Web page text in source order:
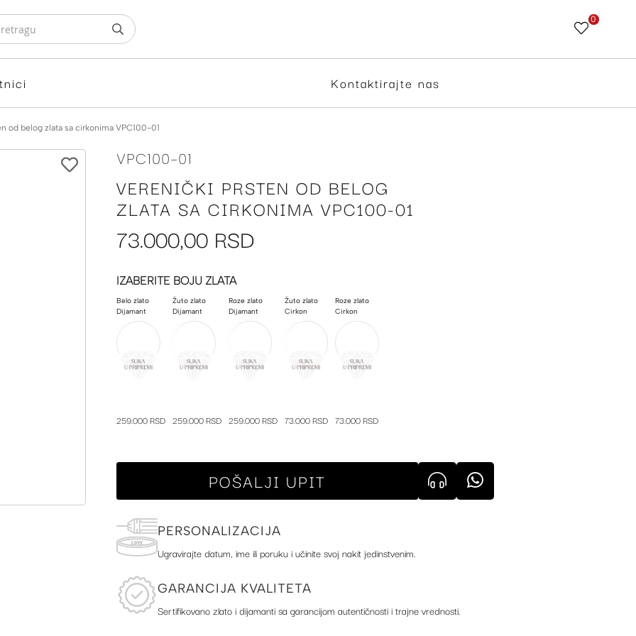
Skip
Content
0
Kontaktirajte nas
od belog zlata sa cirkonima VPC100-01
VERENIČKI PRSTEN OD BELOG
ZLATA SA CIRKONIMA VPC100-01
VPC100-01
73.000,00 RSD
IZABERITE BOJU ZLATA
Belo zlato
Dijamant
259.000 RSD
Žuto zlato
Dijamant
259.000 RSD
Roze zlato
Dijamant
259.000 RSD
Žuto zlato
Cirkon
73.000 RSD
Roze zlato
Cirkon
73.000 RSD
POŠALJI UPIT
PERSONALIZACIJA
Ugravirajte datum, ime ili poruku i učinite svoj nakit jedinstvenim.
GARANCIJA KVALITETA
Sertifikovano zlato i dijamanti sa garancijom autentičnosti i trajne vrednosti.